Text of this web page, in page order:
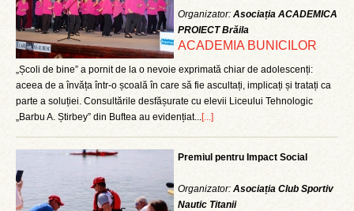
Organizator: Asociația ACADEMICA
PROIECT Brăila
ACADEMIA BUNICILOR
„Școli de bine” a pornit de la o nevoie exprimată chiar de adolescenți:
aceea de a învăța într-o școală în care să fie ascultați, implicați și tratați ca
parte a soluției. Consultările desfășurate cu elevii Liceului Tehnologic
„Barbu A. Știrbey” din Buftea au evidențiat...[...]
Premiul pentru Impact Social
Organizator: Asociația Club Sportiv
Nautic Titanii